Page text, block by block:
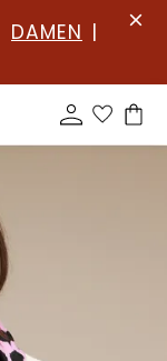
DAMEN |